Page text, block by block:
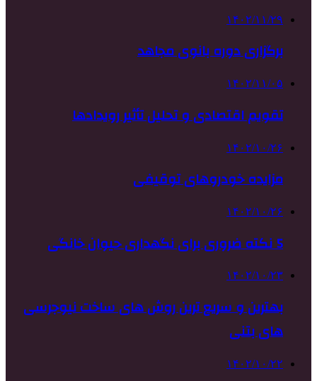
۱۴۰۲/۱۱/۲۹
برگزاری دوره بانوی مجاهد
۱۴۰۲/۱۱/۰۵
تقویم اقتصادی و تحلیل تأثیر رویدادها
۱۴۰۲/۱۰/۲۶
مزایده خودروهای توقیفی
۱۴۰۲/۱۰/۲۶
5 نکته ضروری برای نگهداری حیوان خانگی
۱۴۰۲/۱۰/۲۳
بهترین و سریع ترین روش های ساخت نیوجرسی
های بتنی
۱۴۰۲/۱۰/۲۲